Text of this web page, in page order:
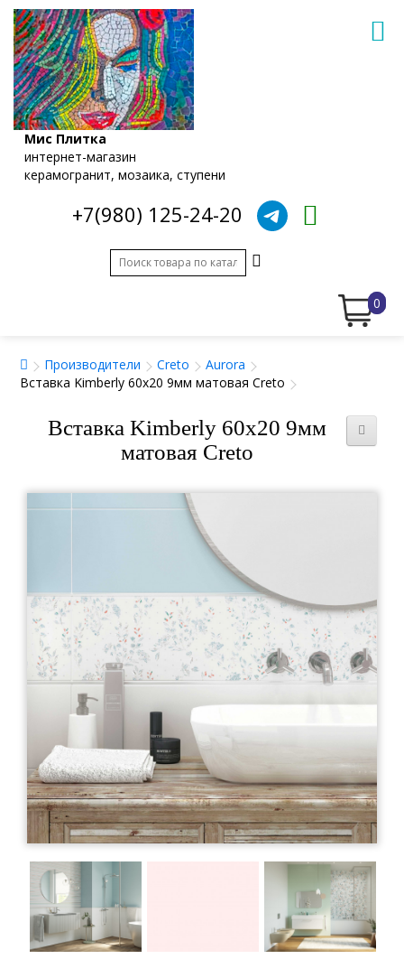
Мис Плитка
интернет-магазин
керамогранит, мозаика, ступени
+7(980) 125-24-20
0
Производители Creto
Aurora
Вставка Kimberly 60x20 9мм матовая Creto
Вставка Kimberly 60x20 9мм
матовая Creto